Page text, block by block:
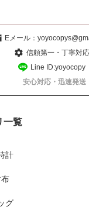
Eメール：
信頼第一・丁寧対応
Line ID:yoyocopy
安心対応・迅速発送
一覧
計
グ